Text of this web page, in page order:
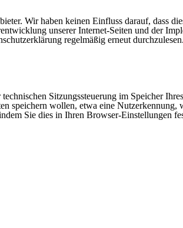
Wir haben keinen Einfluss darauf, dass
unserer Internet-Seiten und der
regelmäßig erneut durchzulesen.
Sitzungssteuerung im Speicher
speichern wollen, etwa eine
Sie dies in Ihren Browser-Einstellungen